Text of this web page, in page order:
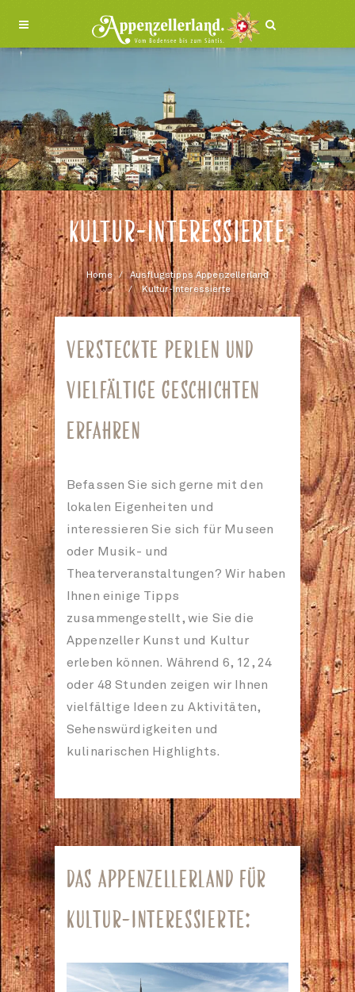
KULTUR-INTERESSIERTE
Home
Ausflugstipps Appenzellerland
Kultur-Interessierte
VERSTECKTE PERLEN UND
VIELFÄLTIGE GESCHICHTEN
ERFAHREN
Befassen Sie sich gerne mit den
lokalen Eigenheiten und
interessieren Sie sich für Museen
oder Musik- und
Theaterveranstaltungen? Wir haben
Ihnen einige Tipps
zusammengestellt, wie Sie die
Appenzeller Kunst und Kultur
erleben können. Während 6, 12, 24
oder 48 Stunden zeigen wir Ihnen
vielfältige Ideen zu Aktivitäten,
Sehenswürdigkeiten und
kulinarischen Highlights.
DAS APPENZELLERLAND FÜR
KULTUR-INTERESSIERTE: